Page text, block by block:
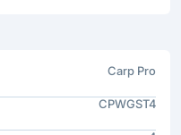
Carp Pro
CPWGST4